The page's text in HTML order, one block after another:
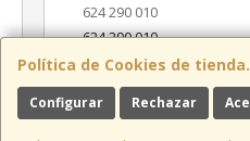
Política de Cookies de
Configurar Rechazar
624 290 010
624 290 010
info@oxenio.com
Horario